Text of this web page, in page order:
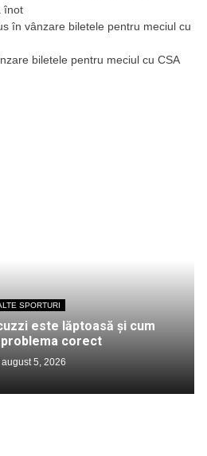
înot
în vânzare biletele pentru meciul cu
biletele pentru meciul cu CSA
SPORTURI
este lăptoasă și cum
corect
august 5, 2026